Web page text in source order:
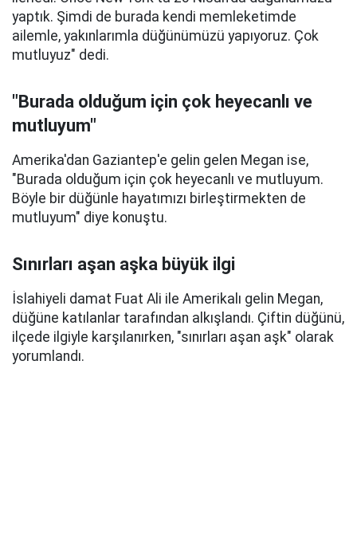
yaptık. Şimdi de burada kendi memleketimde
ailemle, yakınlarımla düğünümüzü yapıyoruz. Çok
mutluyuz" dedi.
"Burada olduğum için çok heyecanlı ve
mutluyum"
Amerika'dan Gaziantep'e gelin gelen Megan ise,
"Burada olduğum için çok heyecanlı ve mutluyum.
Böyle bir düğünle hayatımızı birleştirmekten de
mutluyum" diye konuştu.
Sınırları aşan aşka büyük ilgi
İslahiyeli damat Fuat Ali ile Amerikalı gelin Megan,
düğüne katılanlar tarafından alkışlandı. Çiftin düğünü,
ilçede ilgiyle karşılanırken, "sınırları aşan aşk" olarak
yorumlandı.